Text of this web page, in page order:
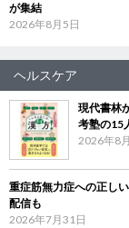
が集結
2026年8月5日
ヘルスケア
現代書林
考塾の15
2026年8
重症筋無力症への正し
配信も
2026年7月31日